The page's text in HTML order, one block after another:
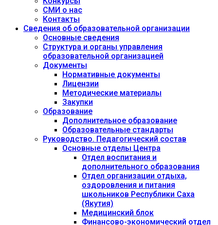
СМИ о нас
Контакты
Сведения об образовательной организации
Основные сведения
Структура и органы управления
образовательной организацией
Документы
Нормативные документы
Лицензии
Методические материалы
Закупки
Образование
Дополнительное образование
Образовательные стандарты
Руководство. Педагогический состав
Основные отделы Центра
Отдел воспитания и
дополнительного образования
Отдел организации отдыха,
оздоровления и питания
школьников Республики Саха
(Якутия)
Медицинский блок
Финансово-экономический отдел